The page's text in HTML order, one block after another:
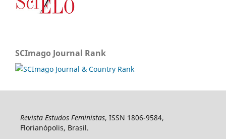
SCImago Journal Rank
Revista Estudos Feministas, ISSN 1806-9584,
Florianópolis, Brasil.